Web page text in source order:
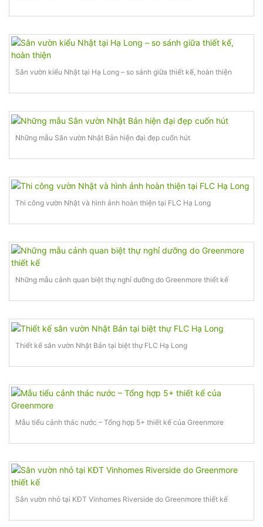
Sân vườn kiểu Nhật tại Hạ Long – so sánh giữa thiết kế, hoàn thiện
Những mẫu Sân vườn Nhật Bản hiện đại đẹp cuốn hút
Thi công vườn Nhật và hình ảnh hoàn thiện tại FLC Hạ Long
Những mẫu cảnh quan biệt thự nghỉ dưỡng do Greenmore thiết kế
Thiết kế sân vườn Nhật Bản tại biệt thự FLC Hạ Long
Mẫu tiểu cảnh thác nước – Tổng hợp 5+ thiết kế của Greenmore
Sân vườn nhỏ tại KĐT Vinhomes Riverside do Greenmore thiết kế